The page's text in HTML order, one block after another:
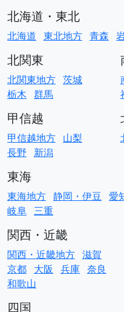
北海道・東北
北海道 東北地方 青森
北関東
北関東地方 茨城
栃木 群馬
甲信越
甲信越地方 山梨
長野
新潟
東海
東海地方 静岡・伊豆 愛
岐阜 三重
関西・近畿
関西・近畿地方 滋賀
京都 大阪 兵庫 奈良
和歌山
四国